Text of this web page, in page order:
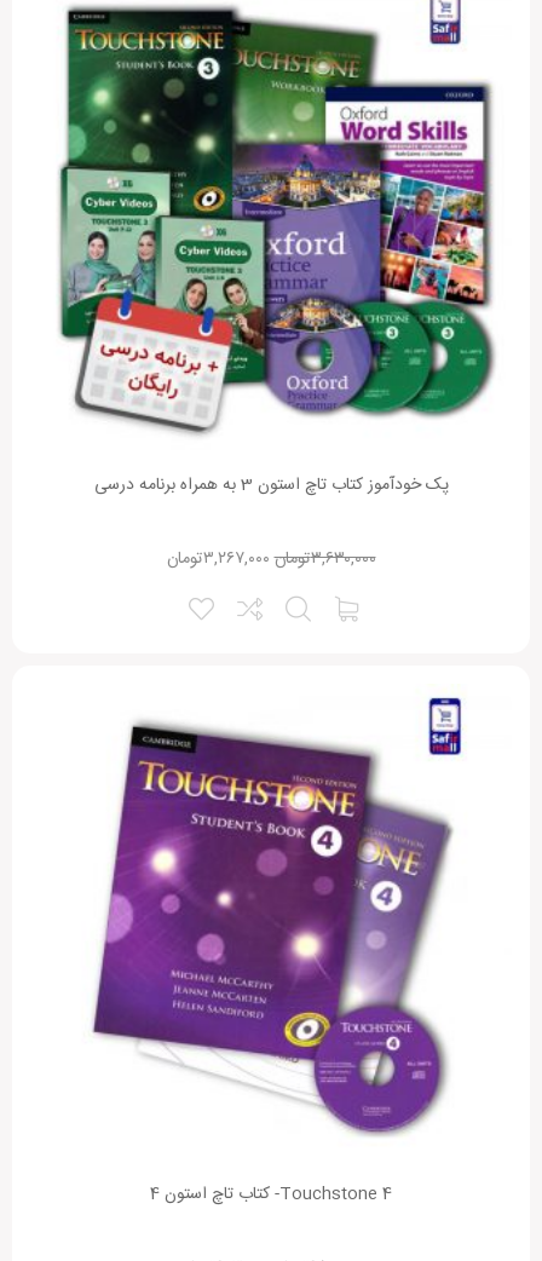
پک خودآموز کتاب تاچ استون 3 به همراه برنامه درسی
تومان۳,۶۳۰,۰۰۰ تومان۳,۲۶۷,۰۰۰
Touchstone 4- کتاب تاچ استون 4